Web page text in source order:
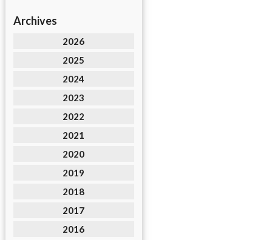
Archives
2026
2025
2024
2023
2022
2021
2020
2019
2018
2017
2016